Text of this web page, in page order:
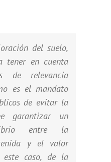
del suelo,
tener en cuenta
de relevancia
es el mandato
de evitar la
garantizar un
entre la
y el valor
caso, de la